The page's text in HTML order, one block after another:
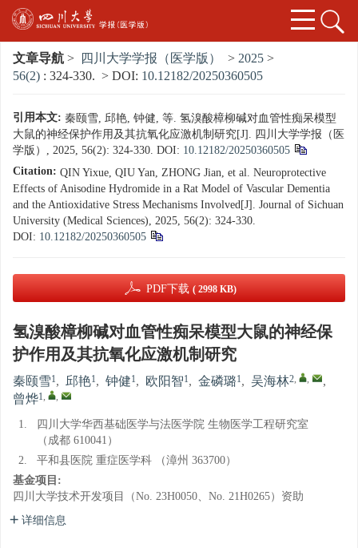
文章导航 > 四川大学学报（医学版） > 2025 >
56(2) : 324-330. > DOI: 10.12182/20250360505
引用本文: 秦颐雪, 邱艳, 钟健, 等. 氢溴酸樟柳碱对血管性痴呆模型
大鼠的神经保护作用及其抗氧化应激机制研究[J]. 四川大学学报（医
学版）, 2025, 56(2): 324-330. DOI: 10.12182/20250360505
Citation: QIN Yixue, QIU Yan, ZHONG Jian, et al. Neuroprotective
Effects of Anisodine Hydromide in a Rat Model of Vascular Dementia
and the Antioxidative Stress Mechanisms Involved[J]. Journal of Sichuan
University (Medical Sciences), 2025, 56(2): 324-330.
DOI: 10.12182/20250360505
PDF下载 ( 2998 KB)
氢溴酸樟柳碱对血管性痴呆模型大鼠的神经保
护作用及其抗氧化应激机制研究
秦颐雪1, 邱艳1, 钟健1, 欧阳智1, 金磷璐1, 吴海林2, ,
,
曾烨1, ,
1.
四川大学华西基础医学与法医学院 生物医学工程研究室
（成都 610041）
2.
平和县医院 重症医学科 （漳州 363700）
基金项目:
四川大学技术开发项目（No. 23H0050、No. 21H0265）资助
详细信息